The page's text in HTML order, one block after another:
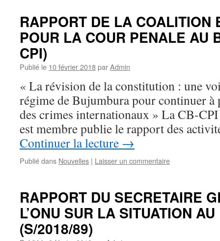
RAPPORT DE LA COALITION
POUR LA COUR PENALE AU
CPI)
Publié le 10 février 2018parAdmin
« La révision de la constitution : une
régime de Bujumbura pour continuer à
des crimes internationaux » La CB-
est membre publie le rapport des
Continuer la lecture →
Publié dans Nouvelles | Laisser un commentaire
RAPPORT DU SECRETAIRE
L’ONU SUR LA SITUATION
(S/2018/89)